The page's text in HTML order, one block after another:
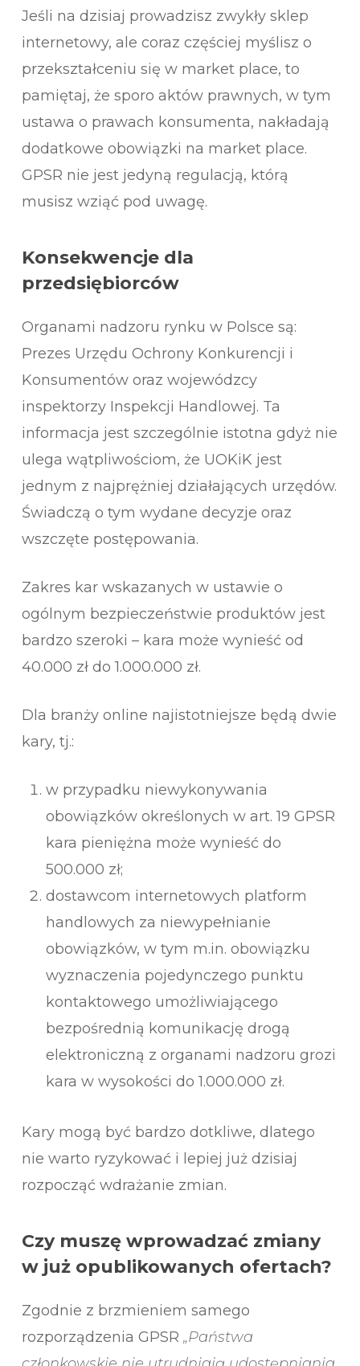
Jeśli na dzisiaj prowadzisz zwykły sklep
internetowy, ale coraz częściej myślisz o
przekształceniu się w market place, to
pamiętaj, że sporo aktów prawnych, w tym
ustawa o prawach konsumenta, nakładają
dodatkowe obowiązki na market place.
GPSR nie jest jedyną regulacją, którą
musisz wziąć pod uwagę.
Konsekwencje dla
przedsiębiorców
Organami nadzoru rynku w Polsce są:
Prezes Urzędu Ochrony Konkurencji i
Konsumentów oraz wojewódzcy
inspektorzy Inspekcji Handlowej. Ta
informacja jest szczególnie istotna gdyż nie
ulega wątpliwościom, że UOKiK jest
jednym z najprężniej działających urzędów.
Świadczą o tym wydane decyzje oraz
wszczęte postępowania.
Zakres kar wskazanych w ustawie o
ogólnym bezpieczeństwie produktów jest
bardzo szeroki – kara może wynieść od
40.000 zł do 1.000.000 zł.
Dla branży online najistotniejsze będą dwie
kary, tj.:
w przypadku niewykonywania
obowiązków określonych w art. 19 GPSR
kara pieniężna może wynieść do
500.000 zł;
dostawcom internetowych platform
handlowych za niewypełnianie
obowiązków, w tym m.in. obowiązku
wyznaczenia pojedynczego punktu
kontaktowego umożliwiającego
bezpośrednią komunikację drogą
elektroniczną z organami nadzoru grozi
kara w wysokości do 1.000.000 zł.
Kary mogą być bardzo dotkliwe, dlatego
nie warto ryzykować i lepiej już dzisiaj
rozpocząć wdrażanie zmian.
Czy muszę wprowadzać zmiany
w już opublikowanych ofertach?
Zgodnie z brzmieniem samego
rozporządzenia GPSR „Państwa